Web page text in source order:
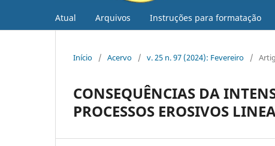
Atual Arquivos Instruções para formatação
Início / Acervo / v. 25 n. 97 (2024): Fevereiro /
CONSEQUÊNCIAS DA
PROCESSOS EROSIVOS